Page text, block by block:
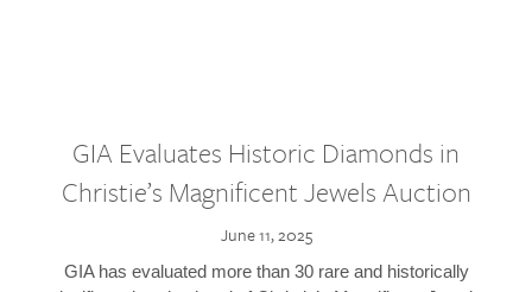
GIA Evaluates Historic Diamonds in
Christie’s Magnificent Jewels Auction
June 11, 2025
GIA has evaluated more than 30 rare and historically